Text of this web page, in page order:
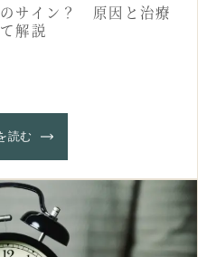
サイン？ 原因と治療
解説
読む